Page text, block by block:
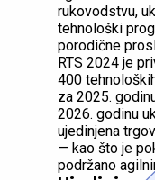
rukovodstvu,
tehnološki
porodične
RTS 2024 je
400
za 2025.
2026. godinu
ujedinjena
— kao što je
podržano